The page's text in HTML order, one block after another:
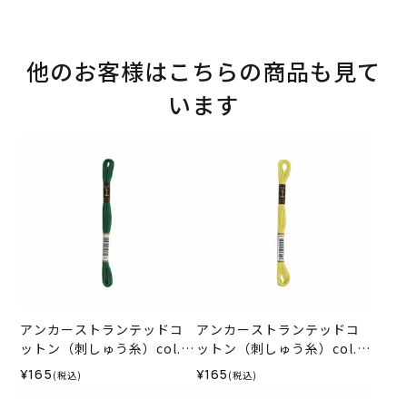
他のお客様はこちらの商品も見て
います
アンカーストランテッドコ
ットン（刺しゅう糸）col.0
212
¥165 (税込)
アンカーストランテッドコ
ットン（刺しゅう糸）col.0
278
¥165 (税込)